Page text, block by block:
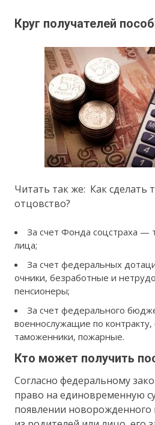
Круг получателей
Читать так же: Как сделать
отцовство?
За счет Фонда соцстраха —
лица;
За счет федеральных
очники, безработные и
пенсионеры;
За счет федерального
военнослужащие по
таможенники, пожарные.
Кто может получить
Согласно федеральному
право на единовременную
появлении новорожденного